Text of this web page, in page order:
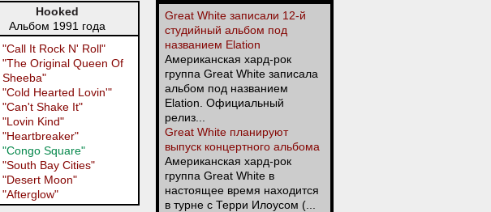
Hooked
Альбом 1991 года
"Call It Rock N' Roll"
"The Original Queen Of
Sheeba"
"Cold Hearted Lovin'"
"Can't Shake It"
"Lovin Kind"
"Heartbreaker"
"Congo Square"
"South Bay Cities"
"Desert Moon"
"Afterglow"
Great White записали 12-й
студийный альбом под
названием Elation
Американская хард-рок
группа Great White записала
альбом под названием
Elation. Официальный
релиз...
Great White планируют
выпуск концертного альбома
Американская хард-рок
группа Great White в
настоящее время находится
в турне с Терри Илоусом (...